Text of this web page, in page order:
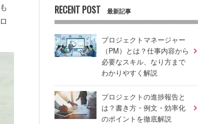
RECENT POST 最新記事
プロジェクトマネージャー
（PM）とは？仕事内容から
必要なスキル、なり方まで
わかりやすく解説
プロジェクトの進捗報告と
は？書き方・例文・効率化
のポイントを徹底解説